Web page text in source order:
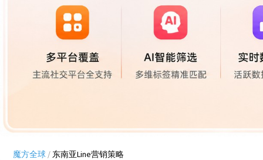
魔方全球/ 东南亚Line营销策略